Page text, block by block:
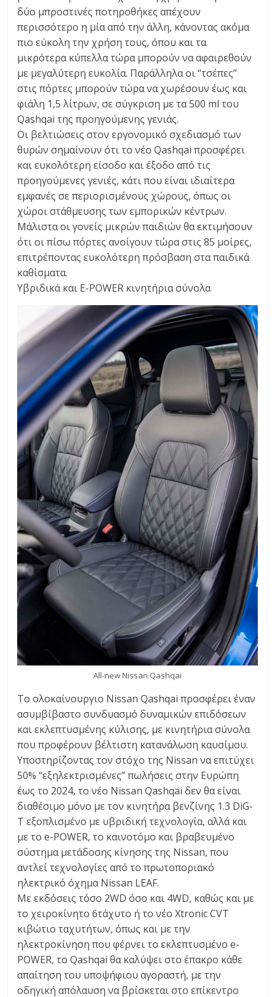
δύο μπροστινές ποτηροθήκες απέχουν
περισσότερο η μία από την άλλη, κάνοντας ακόμα
πιο εύκολη την χρήση τους, όπου και τα
μικρότερα κύπελλα τώρα μπορούν να αφαιρεθούν
με μεγαλύτερη ευκολία. Παράλληλα οι “τσέπες”
στις πόρτες μπορούν τώρα να χωρέσουν έως και
φιάλη 1,5 λίτρων, σε σύγκριση με τα 500 ml του
Qashqai της προηγούμενης γενιάς.
Οι βελτιώσεις στον εργονομικό σχεδιασμό των
θυρών σημαίνουν ότι το νέο Qashqai προσφέρει
και ευκολότερη είσοδο και έξοδο από τις
προηγούμενες γενιές, κάτι που είναι ιδιαίτερα
εμφανές σε περιορισμένους χώρους, όπως οι
χώροι στάθμευσης των εμπορικών κέντρων.
Μάλιστα οι γονείς μικρών παιδιών θα εκτιμήσουν
ότι οι πίσω πόρτες ανοίγουν τώρα στις 85 μοίρες,
επιτρέποντας ευκολότερη πρόσβαση στα παιδικά
καθίσματα.
Υβριδικά και E-POWER κινητήρια σύνολα
All-new Nissan Qashqai
Το ολοκαίνουργιο Nissan Qashqai προσφέρει έναν
ασυμβίβαστο συνδυασμό δυναμικών επιδόσεων
και εκλεπτυσμένης κύλισης, με κινητήρια σύνολα
που προφέρουν βέλτιστη κατανάλωση καυσίμου.
Υποστηρίζοντας τον στόχο της Nissan να επιτύχει
50% “εξηλεκτρισμένες” πωλήσεις στην Ευρώπη
έως το 2024, το νέο Nissan Qashqai δεν θα είναι
διαθέσιμο μόνο με τον κινητήρα βενζίνης 1.3 DiG-
T εξοπλισμένο με υβριδική τεχνολογία, αλλά και
με το e-POWER, το καινοτόμο και βραβευμένο
σύστημα μετάδοσης κίνησης της Nissan, που
αντλεί τεχνολογίες από το πρωτοποριακό
ηλεκτρικό όχημα Nissan LEAF.
Με εκδόσεις τόσο 2WD όσο και 4WD, καθώς και με
το χειροκίνητο 6τάχυτο ή το νέο Xtronic CVT
κιβώτιο ταχυτήτων, όπως και με την
ηλεκτροκίνηση που φέρνει το εκλεπτυσμένο e-
POWER, το Qashqai θα καλύψει στο έπακρο κάθε
απαίτηση του υποψήφιου αγοραστή, με την
οδηγική απόλαυση να βρίσκεται στο επίκεντρο